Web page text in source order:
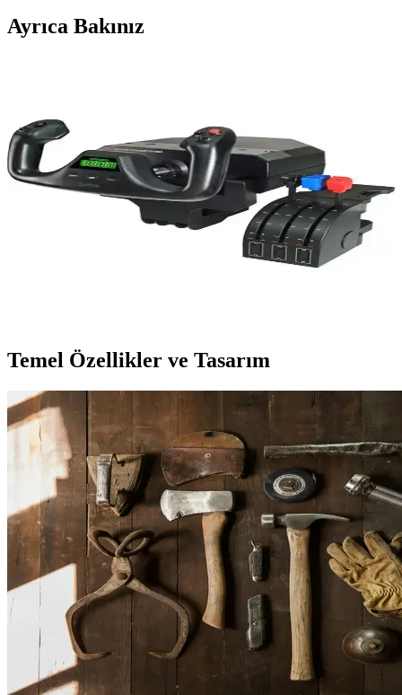
Ayrıca Bakınız
Apple Vision Pro, X-Plane 12 ile uçuş simülasyonunda gelişmiş
grafik ve kontrol entegrasyonu sağlıyor. NVIDIA CloudXR
desteğiyle kablosuz oyun akışı mümkün ancak yüksek maliyet ve
bulut tabanlı işlem sınırlamaları bulunuyor.
Logitech G PC PRO Flight Yoke Sistemi ile Gerçekçi
Uçuş Deneyimi ve Profesyonel Kontrol
Temel Özellikler ve Tasarım